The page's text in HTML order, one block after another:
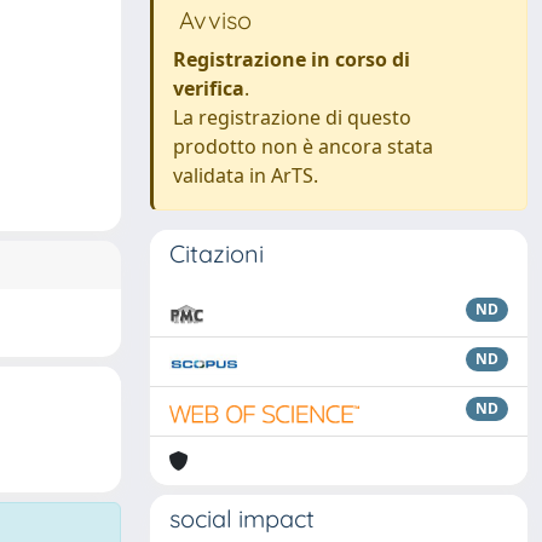
Avviso
Registrazione in corso di
verifica.
La registrazione di questo
prodotto non è ancora stata
validata in ArTS.
Citazioni
ND
ND
ND
social impact